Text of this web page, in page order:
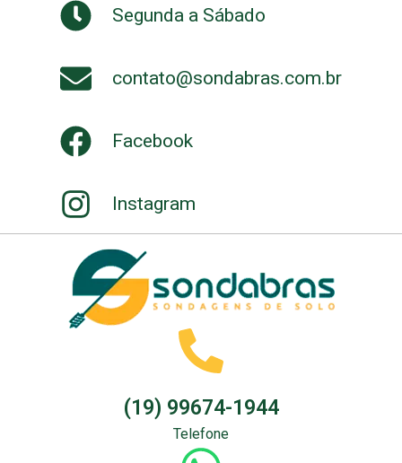
Segunda a Sábado
contato@sondabras.com.br
Facebook
Instagram
(19) 99674-1944
Telefone